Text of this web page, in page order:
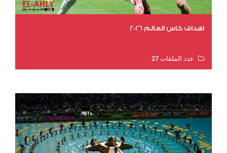
اهداف كاس العالم 2026
عدد الملفات 27